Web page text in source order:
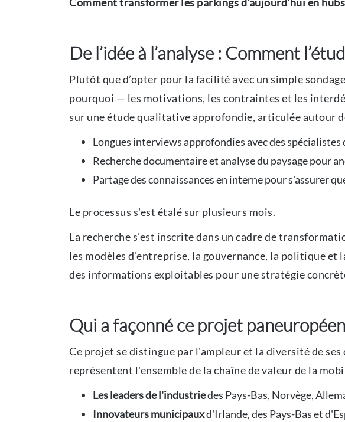
De l’idée à l’analyse : Comment
Plutôt que d’opter pour la facilité avec un simple
pourquoi — les motivations, les contraintes et les
sur une étude qualitative approfondie, articulée autour
Longues interviews approfondies avec des
Recherche documentaire et analyse du paysage pour
Partage des connaissances en interne pour s'assurer
Le processus s'est étalé sur plusieurs mois.
La recherche s'est inscrite dans un cadre de
les modèles d'entreprise, la gouvernance, la politique et
des informations exploitables pour une stratégie
Qui a façonné ce projet paneuropéen
Ce projet se distingue par l'ampleur et la diversité de
représentent l'ensemble de la chaîne de valeur de la
Les leaders de l'industriedes Pays-Bas, Norvège,
Innovateurs municipauxd'Irlande, des Pays-Bas et